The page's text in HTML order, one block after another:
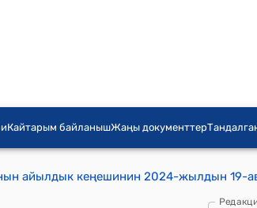
Кайтарым байланышЖаңы документтер